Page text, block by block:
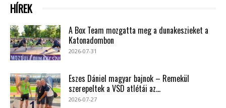
HÍREK
A Box Team mozgatta meg a dunakeszieket a
Katonadombon
2026-07-31
Eszes Dániel magyar bajnok – Remekül
szerepeltek a VSD atlétái az...
2026-07-27